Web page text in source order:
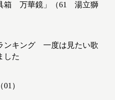
箱 万華鏡」（61 湯立獅
ンキング 一度は見たい歌
した
）